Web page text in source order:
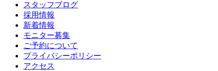
スタッフブログ
採用情報
新着情報
モニター募集
ご予約について
プライバシーポリシー
アクセス